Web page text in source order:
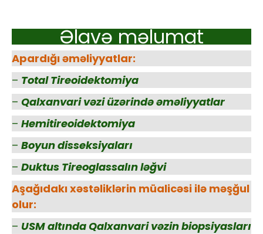
Əlavə məlumat
Apardığı əməliyyatlar:
– Total Tireoidektomiya
– Qalxanvari vəzi üzərində əməliyyatlar
– Hemitireoidektomiya
– Boyun disseksiyaları
– Duktus Tireoglassalın ləğvi
Aşağıdakı xəstəliklərin müalicəsi ilə məşğul
olur:
– USM altında Qalxanvari vəzin biopsiyasları